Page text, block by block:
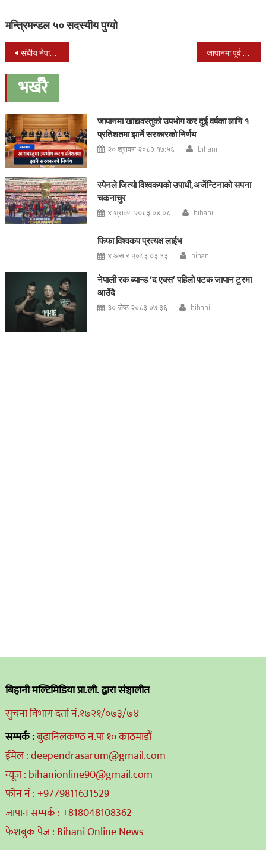
मन्त्रिमन्डल ५० सदस्यीय पुग्यो
Post
navigation
संघीय नेपालको प्रधानमन्त्री कार्यालय यस्तो बन्ने जापानमा पूर्व प्रेमिकालाई चक्कु हान्ने नेपाली युवक पक्राउ
भर्खरै
जापानमा खाद्यवस्तुको उपभोग कर दुई वर्षका लागि १
प्रतिशतमा झार्ने सरकारको निर्णय
२० श्रावण २०८३ १७:५६ bihani
स्पेनले जित्यो विश्वकपको उपाधी,अर्जेन्टिनाको सपना
चकनाचुर
४ श्रावण २०८३ ०४:०८ bihani
फिफा विश्वकप प्रत्यक्ष लाईभ
४ असार २०८३ ०३:१३ bihani
नेपाली रक ब्यान्ड ‘द एक्स’ पहिलो पटक जापान टुरमा
आउँदै
३० जेष्ठ २०८३ ०७:३६ bihani
बिहानी मल्टिमिडिया प्रा.ली. द्वारा संञ्चालीत
सुचना विभाग दर्ता नं.१७२१/०७३/७४
सम्पर्क :बुढानिलकण्ठ न.पा १० काठमाडौं
ईमेल : deependrasarum@gmail.com
न्यूज : bihanionline90@gmail.com
फोन नं : +9779811631529
जापान सम्पर्क : +818048108362
फेशबुक पेज : Bihani Online News